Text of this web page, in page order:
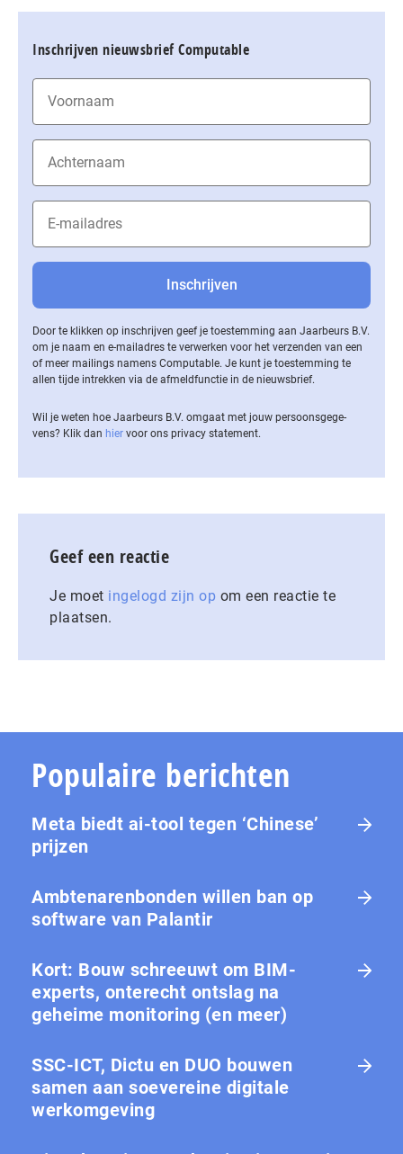
Inschrijven nieuwsbrief Computable
Door te klikken op inschrijven geef je toestemming aan Jaarbeurs B.V.
om je naam en e-mailadres te verwerken voor het verzenden van een
of meer mailings namens Computable. Je kunt je toestemming te
allen tijde intrekken via de af­meld­func­tie in de nieuwsbrief.
Wil je weten hoe Jaarbeurs B.V. omgaat met jouw per­soons­ge­ge­
vens? Klik dan hier voor ons privacy statement.
Geef een reactie
Je moet ingelogd zijn op om een reactie te
plaatsen.
Populaire berichten
Meta biedt ai-tool tegen ‘Chinese’
prijzen
Ambtenarenbonden willen ban op
software van Palantir
Kort: Bouw schreeuwt om BIM-
experts, onterecht ontslag na
geheime monitoring (en meer)
SSC-ICT, Dictu en DUO bouwen
samen aan soevereine digitale
werkomgeving